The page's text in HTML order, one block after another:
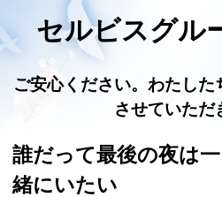
セルビスグル
ご安心ください。 わたした
させていただ
誰だって最後の夜は一
緒にいたい